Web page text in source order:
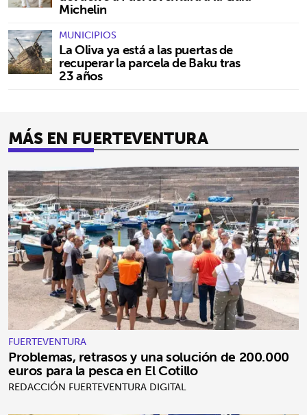
Michelin
MUNICIPIOS
La Oliva ya está a las puertas de
recuperar la parcela de Baku tras
23 años
MÁS EN FUERTEVENTURA
FUERTEVENTURA
Problemas, retrasos y una solución de 200.000
euros para la pesca en El Cotillo
REDACCIÓN FUERTEVENTURA DIGITAL